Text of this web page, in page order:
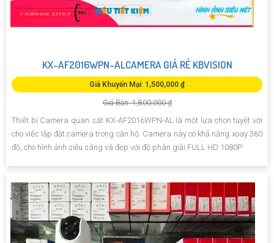
KX-AF2016WPN-ALCAMERA GIÁ RẺ KBVISION
Giá Khuyến Mại: 1,500,000 ₫
Giá Bán: 1,800,000 ₫
Thiết bị Camera quan sát KX-AF2016WPN-AL là một lựa chọn tuyệt vời
cho việc lắp đặt camera trong căn hộ. Camera này có khả năng xoay 360
độ, cho hình ảnh siêu sáng và đẹp với độ phân giải FULL HD 1080P